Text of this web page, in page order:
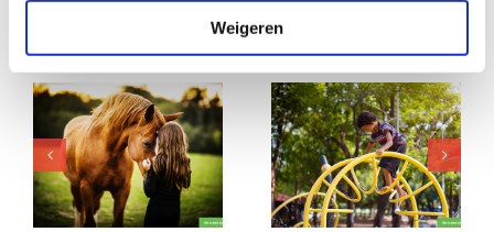
Weigeren
Gerelateerde berichten
Is dit lieve,
ondernemende
jongetje (3) bij jou
welkom?
Reuring en
gezelligheid gezocht
voor creatief meisje